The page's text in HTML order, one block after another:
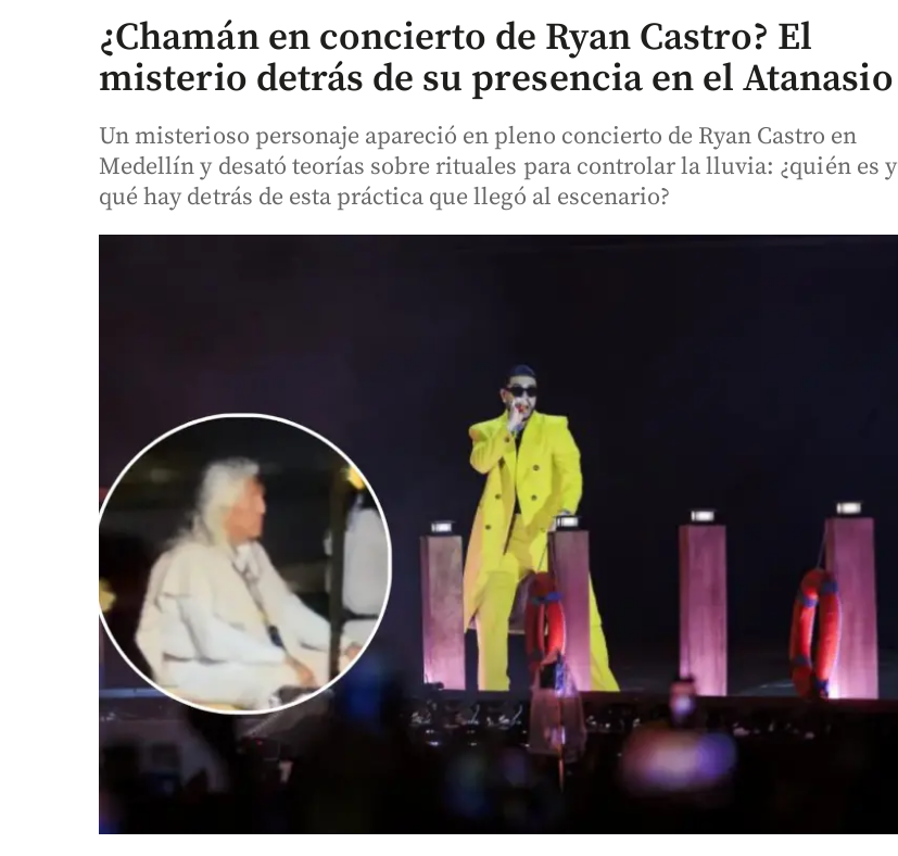
¿Chamán en concierto de Ryan Castro? El
misterio detrás de su presencia en el Atanasio
Un misterioso personaje apareció en pleno concierto de Ryan Castro en
Medellín y desató teorías sobre rituales para controlar la lluvia: ¿quién es y
qué hay detrás de esta práctica que llegó al escenario?